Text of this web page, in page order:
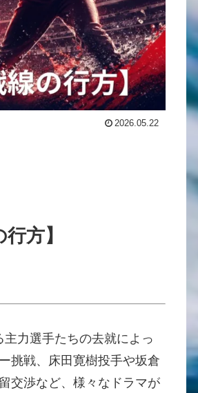
2026.05.22
方】
主力選手たちの去就によっ
挑戦、床田寛樹投手や坂倉
交渉など、様々なドラマが